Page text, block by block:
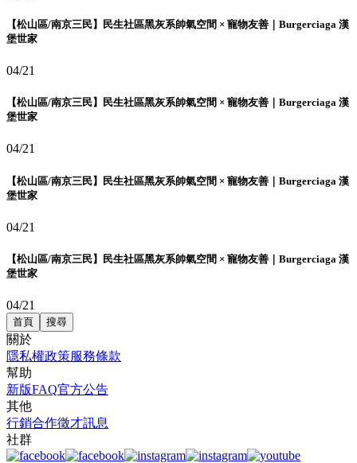
【松山區/南京三民】民生社區黑灰系帥氣空間 × 寵物友善｜Burgerciaga 漢
堡世家
04/21
【松山區/南京三民】民生社區黑灰系帥氣空間 × 寵物友善｜Burgerciaga 漢
堡世家
04/21
【松山區/南京三民】民生社區黑灰系帥氣空間 × 寵物友善｜Burgerciaga 漢
堡世家
04/21
【松山區/南京三民】民生社區黑灰系帥氣空間 × 寵物友善｜Burgerciaga 漢
堡世家
04/21
首頁 搜尋
關於
隱私權政策服務條款
幫助
新版FAQ官方公告
其他
行銷合作徵才訊息
社群